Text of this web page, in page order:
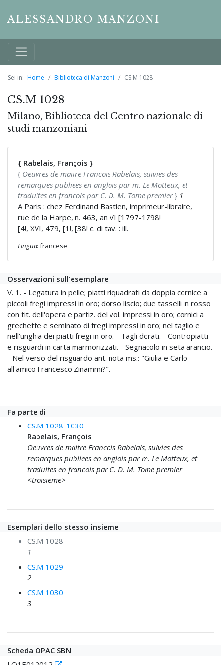
ALESSANDRO MANZONI
Sei in: Home Biblioteca di Manzoni CS.M 1028
CS.M 1028
Milano, Biblioteca del Centro nazionale di
studi manzoniani
{ Rabelais, François }
{ Oeuvres de maitre Francois Rabelais, suivies des
remarques publiees en anglois par m. Le Motteux, et
traduites en francois par C. D. M. Tome premier} 1
A Paris : chez Ferdinand Bastien, imprimeur-libraire,
rue de la Harpe, n. 463, an VI [1797-1798!
[4!, XVI, 479, [1!, [38! c. di tav. : ill.
Lingua: francese
Osservazioni sull'esemplare
V. 1. - Legatura in pelle; piatti riquadrati da doppia cornice a
piccoli fregi impressi in oro; dorso liscio; due tasselli in rosso
con tit. dell'opera e partiz. del vol. impressi in oro; cornici a
grechette e seminato di fregi impressi in oro; nel taglio e
nell'unghia dei piatti fregi in oro. - Tagli dorati. - Contropiatti
e risguardi in carta marmorizzati. - Segnacolo in seta arancio.
- Nel verso del risguardo ant. nota ms.: "Giulia e Carlo
all'amico Francesco Zinammi?".
Fa parte di
CS.M 1028-1030
Rabelais, François
Oeuvres de maitre Francois Rabelais, suivies des
remarques publiees en anglois par m. Le Motteux, et
traduites en francois par C. D. M. Tome premier
<troisieme>
Esemplari dello stesso insieme
CS.M 1028
1
CS.M 1029
2
CS.M 1030
3
Scheda OPAC SBN